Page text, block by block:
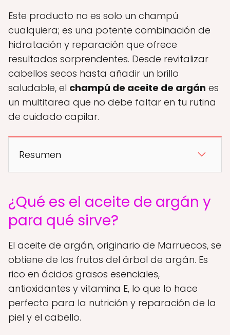
Este producto no es solo un champú
cualquiera; es una potente combinación de
hidratación y reparación que ofrece
resultados sorprendentes. Desde revitalizar
cabellos secos hasta añadir un brillo
saludable, el champú de aceite de argán es
un multitarea que no debe faltar en tu rutina
de cuidado capilar.
Resumen
¿Qué es el aceite de argán y
para qué sirve?
El aceite de argán, originario de Marruecos, se
obtiene de los frutos del árbol de argán. Es
rico en ácidos grasos esenciales,
antioxidantes y vitamina E, lo que lo hace
perfecto para la nutrición y reparación de la
piel y el cabello.